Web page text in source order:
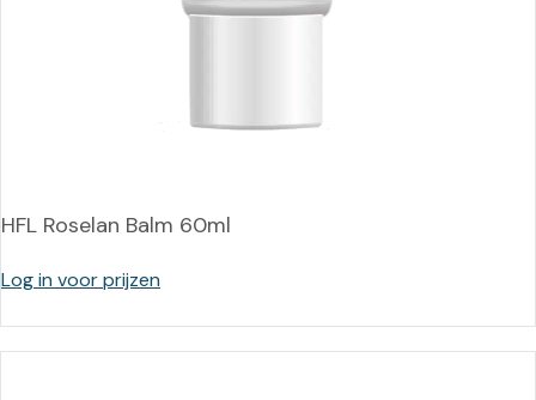
HFL Roselan Balm 60ml
Log in voor prijzen